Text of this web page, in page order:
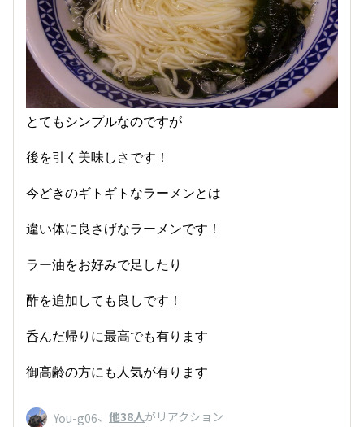
とてもシンプルなのですが
後を引く美味しさです！
今どきのギトギトなラーメンとは
違い体に良さげなラーメンです！
ラー油をお好みで足したり
酢を追加しても良しです！
呑んだ帰りに最高でも有ります
御高齢の方にも人気が有ります
You-g06、 他38人がリアクション